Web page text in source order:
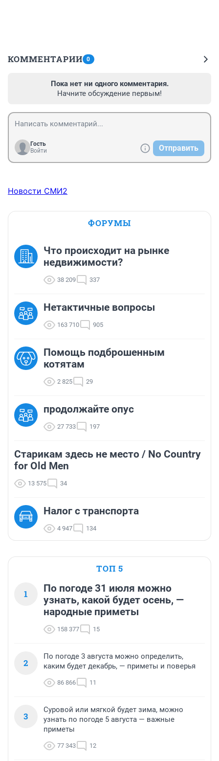
КОММЕНТАРИИ 0
Пока нет ни одного комментария.
Начните обсуждение первым!
Гость
Войти
Отправить
Новости СМИ2
ФОРУМЫ
Что происходит на рынке
недвижимости?
38 209 337
Нетактичные вопросы
163 710 905
Помощь подброшенным
котятам
2 825 29
продолжайте опус
27 733 197
Старикам здесь не место / No Country
for Old Men
13 575 34
Налог с транспорта
4 947 134
ТОП 5
1
По погоде 31 июля можно
узнать, какой будет осень, —
народные приметы
158 377 15
2
По погоде 3 августа можно определить,
каким будет декабрь, — приметы и поверья
86 866 11
3
Суровой или мягкой будет зима, можно
узнать по погоде 5 августа — важные
приметы
77 343 12